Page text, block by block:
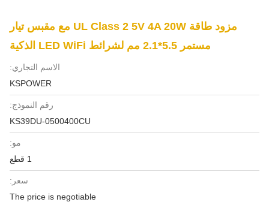
مزود طاقة UL Class 2 5V 4A 20W مع مقبس تيار
مستمر 5.5*2.1 مم لشرائط LED WiFi الذكية
الاسم التجاري:
KSPOWER
رقم النموذج:
KS39DU-0500400CU
مو:
1 قطع
سعر:
The price is negotiable